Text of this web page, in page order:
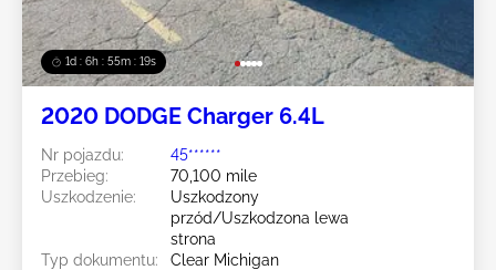
1d : 6h : 55m : 16s
2020 DODGE Charger 6.4L
Nr pojazdu:
45******
Przebieg:
70,100 mile
Uszkodzenie:
Uszkodzony
przód/Uszkodzona lewa
strona
Typ dokumentu:
Clear Michigan